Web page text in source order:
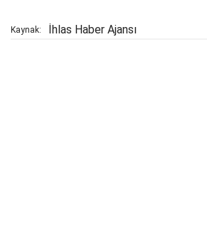
Kaynak: İhlas Haber Ajansı